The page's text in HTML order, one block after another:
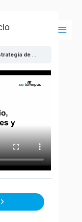
de Servicio Objetivos